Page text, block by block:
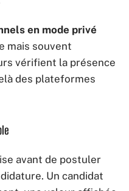
en mode privé
mais souvent
vérifient la présence
des plateformes
avant de postuler
Un candidat